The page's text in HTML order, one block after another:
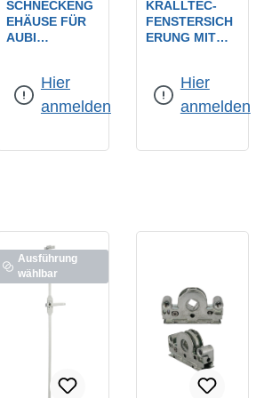
SCHNECKENG
EHÄUSE FÜR
AUBI
AGMK, AGKK /
DORNMASS: 1
5,5 MM
Hier
anmelden
KRALLTEC-
FENSTERSICH
ERUNG MIT
WEISS / A
BSCHLIESSBAR
Hier
anmelden
Ausführung
wählbar